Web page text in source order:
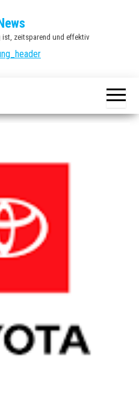
zeitsparend und effektiv